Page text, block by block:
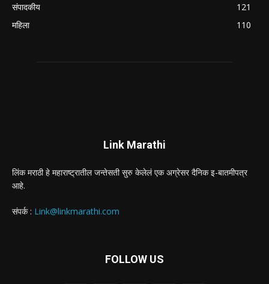
संपादकीय
121
महिला
110
Link Marathi
लिंक मराठी हे महाराष्ट्रातील जन्तेसती सुरु केलेलं एक अग्रेसर दैनिक इ-बातमीपत्र
आहे.
संपर्क : Link@linkmarathi.com
FOLLOW US